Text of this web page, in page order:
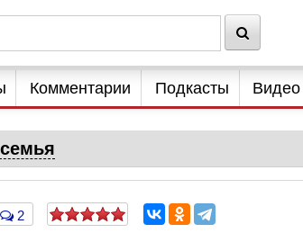
Комментарии Подкасты Видео
2